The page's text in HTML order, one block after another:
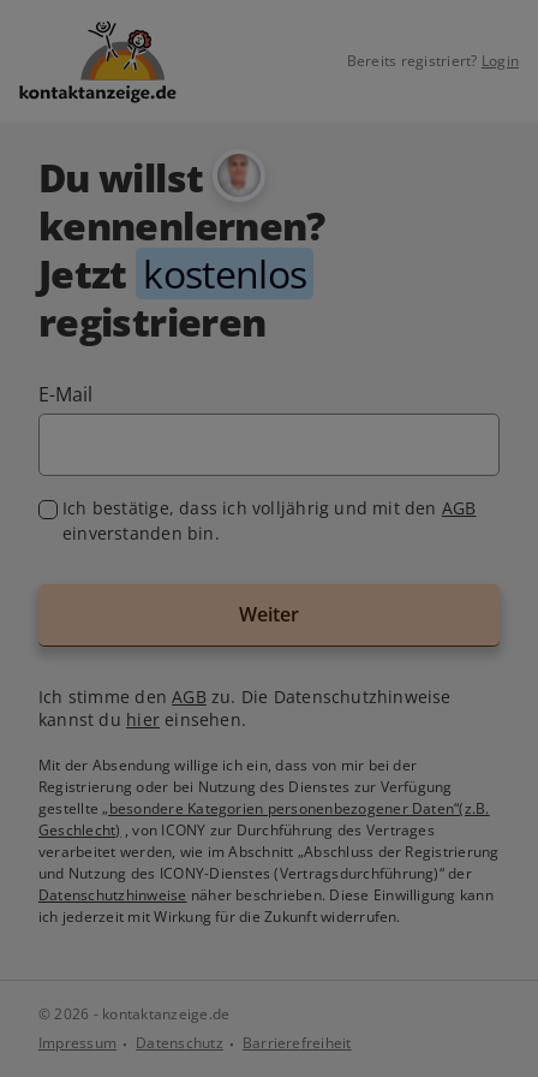
Bereits registriert? Login
Du willst
kennenlernen?
Jetzt kostenlos
registrieren
E-Mail
Ich bestätige, dass ich volljährig und mit den AGB
einverstanden bin.
Weiter
Ich stimme denAGB zu. Die Datenschutzhinweise
kannst du hiereinsehen.
Mit der Absendung willige ich ein, dass von mir bei der
Registrierung oder bei Nutzung des Dienstes zur Verfügung
gestellte„besondere Kategorien personenbezogener Daten“(z.B.
Geschlecht) , von ICONY zur Durchführung des Vertrages
verarbeitet werden, wie im Abschnitt „Abschluss der Registrierung
und Nutzung des ICONY-Dienstes (Vertragsdurchführung)“ der
Datenschutzhinweise näher beschrieben. Diese Einwilligung kann
ich jederzeit mit Wirkung für die Zukunft widerrufen.
© 2026 - kontaktanzeige.de
Impressum
Datenschutz Barrierefreiheit